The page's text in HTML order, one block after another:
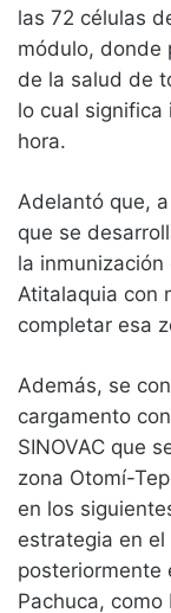
las 72 células
módulo, donde
de la salud de
lo cual
hora.
Adelantó que,
que se
la
Atitalaquia con
completar esa
Además, se
cargamento
SINOVAC que
zona Otomí-
en los
estrategia en
posteriormente
Pachuca, como